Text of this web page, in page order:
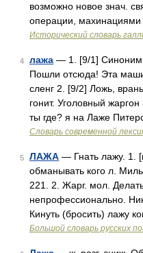
возможно новое знач.
операции, махинациями
Исторический словарь
4 лажа — 1. [9/1] Синоним
Пошли отсюда! Эта
сленг 2. [9/2] Ложь,
гонит. Уголовный
ты где? я на Лаже
Cловарь современной
5 ЛАЖА — Гнать лажу. 1.
обманывать кого л.
221. 2. Жарг. мол.
непрофессионально.
Кинуть (бросить) лажу
Большой словарь русских